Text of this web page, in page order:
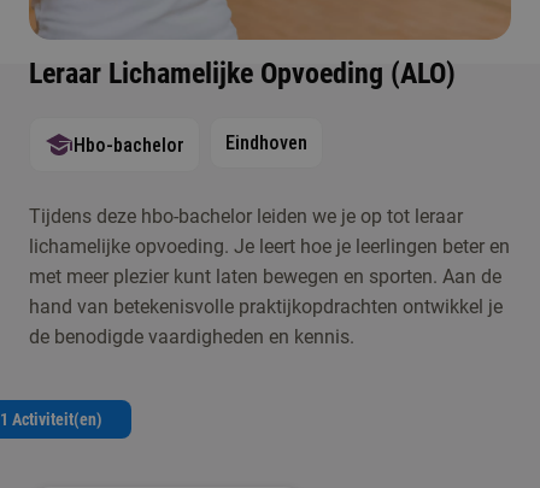
Leraar Lichamelijke Opvoeding (ALO)
Hbo-bachelor Eindhoven
Tijdens deze hbo-bachelor leiden we je op tot leraar
lichamelijke opvoeding. Je leert hoe je leerlingen beter en
met meer plezier kunt laten bewegen en sporten. Aan de
hand van betekenisvolle praktijkopdrachten ontwikkel je
de benodigde vaardigheden en kennis.
1 Activiteit(en)